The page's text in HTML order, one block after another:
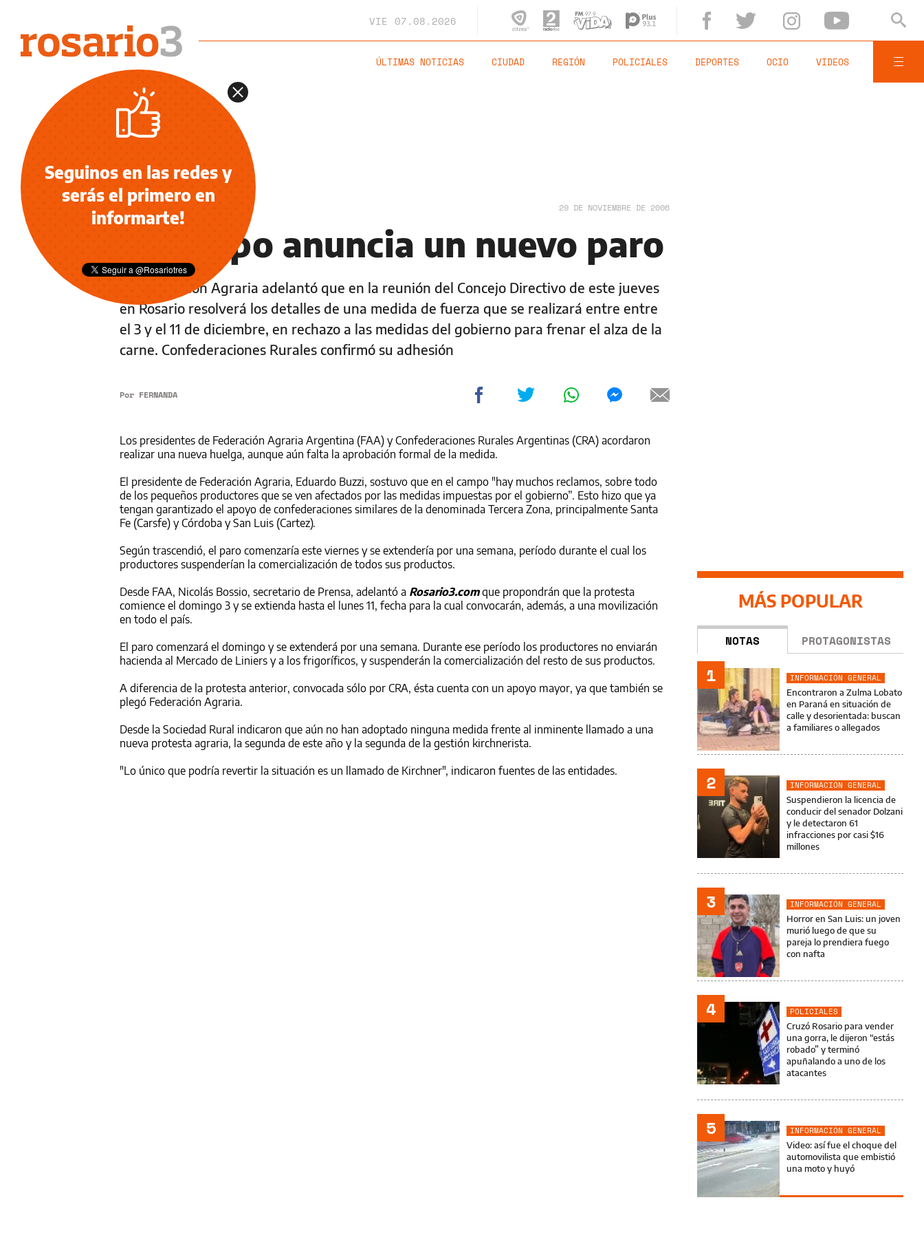
VIE 07.08.2026
ÚLTIMAS NOTICIAS CIUDAD REGIÓN POLICIALES DEPORTES OCIO VIDEOS
NOTICIAS 29 DE NOVIEMBRE DE 2006
El campo anuncia un nuevo paro
La Federación Agraria adelantó que en la reunión del Concejo Directivo de este jueves
en Rosario resolverá los detalles de una medida de fuerza que se realizará entre entre
el 3 y el 11 de diciembre, en rechazo a las medidas del gobierno para frenar el alza de la
carne. Confederaciones Rurales confirmó su adhesión
Por FERNANDA
Los presidentes de Federación Agraria Argentina (FAA) y Confederaciones Rurales Argentinas (CRA) acordaron
realizar una nueva huelga, aunque aún falta la aprobación formal de la medida.
El presidente de Federación Agraria, Eduardo Buzzi, sostuvo que en el campo "hay muchos reclamos, sobre todo
de los pequeños productores que se ven afectados por las medidas impuestas por el gobierno”. Esto hizo que ya
tengan garantizado el apoyo de confederaciones similares de la denominada Tercera Zona, principalmente Santa
Fe (Carsfe) y Córdoba y San Luis (Cartez).
Según trascendió, el paro comenzaría este viernes y se extendería por una semana, período durante el cual los
productores suspenderían la comercialización de todos sus productos.
Desde FAA, Nicolás Bossio, secretario de Prensa, adelantó a Rosario3.comque propondrán que la protesta
comience el domingo 3 y se extienda hasta el lunes 11, fecha para la cual convocarán, además, a una movilización
en todo el país.
El paro comenzará el domingo y se extenderá por una semana. Durante ese período los productores no enviarán
hacienda al Mercado de Liniers y a los frigoríficos, y suspenderán la comercialización del resto de sus productos.
A diferencia de la protesta anterior, convocada sólo por CRA, ésta cuenta con un apoyo mayor, ya que también se
plegó Federación Agraria.
Desde la Sociedad Rural indicaron que aún no han adoptado ninguna medida frente al inminente llamado a una
nueva protesta agraria, la segunda de este año y la segunda de la gestión kirchnerista.
"Lo único que podría revertir la situación es un llamado de Kirchner", indicaron fuentes de las entidades.
MÁS POPULAR
NOTAS PROTAGONISTAS
1
INFORMACIÓN GENERAL
Encontraron a Zulma Lobato
en Paraná en situación de
calle y desorientada: buscan
a familiares o allegados
2
INFORMACIÓN GENERAL
Suspendieron la licencia de
conducir del senador Dolzani
y le detectaron 61
infracciones por casi $16
millones
3
INFORMACIÓN GENERAL
Horror en San Luis: un joven
murió luego de que su
pareja lo prendiera fuego
con nafta
4
POLICIALES
Cruzó Rosario para vender
una gorra, le dijeron “estás
robado” y terminó
apuñalando a uno de los
atacantes
5
INFORMACIÓN GENERAL
Video: así fue el choque del
automovilista que embistió
una moto y huyó
Seguinos en las redes y
serás el primero en
informarte!